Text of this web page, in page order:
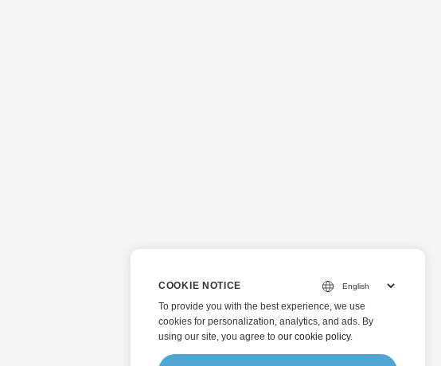
COOKIE NOTICE
To provide you with the best experience, we use
cookies for personalization, analytics, and ads. By
using our site, you agree to our cookie policy.